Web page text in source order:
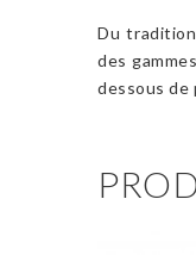
Du
des
dessous de